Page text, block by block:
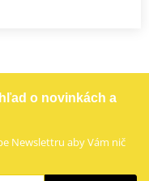
o novinkách a
Newslettru aby Vám nič